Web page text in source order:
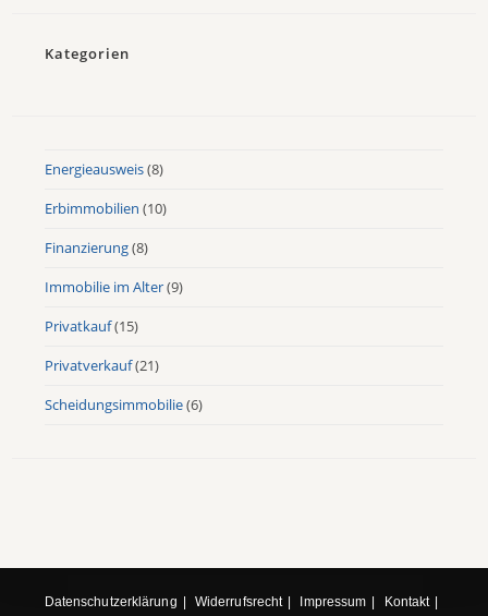
Kategorien
Energieausweis(8)
Erbimmobilien (10)
Finanzierung(8)
Immobilie im Alter(9)
Privatkauf(15)
Privatverkauf(21)
Scheidungsimmobilie(6)
Datenschutzerklärung Widerrufsrecht Impressum Kontakt